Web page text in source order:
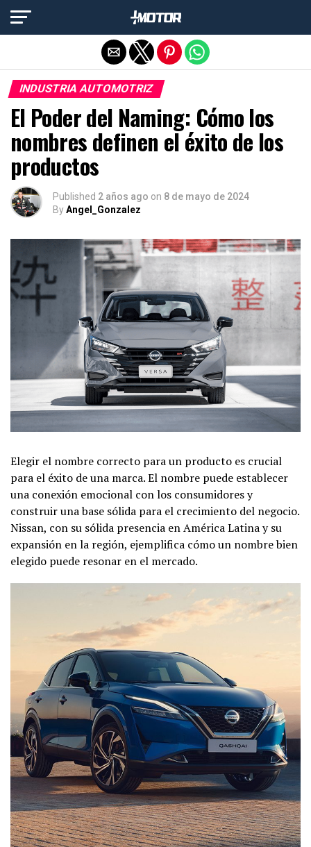
INDUSTRIA AUTOMOTRIZ
El Poder del Naming: Cómo los
nombres definen el éxito de los
productos
Published 2 años ago on 8 de mayo de 2024
ByAngel_Gonzalez
Elegir el nombre correcto para un producto es crucial
para el éxito de una marca. El nombre puede establecer
una conexión emocional con los consumidores y
construir una base sólida para el crecimiento del negocio.
Nissan, con su sólida presencia en América Latina y su
expansión en la región, ejemplifica cómo un nombre bien
elegido puede resonar en el mercado.
Salir de la versión móvil